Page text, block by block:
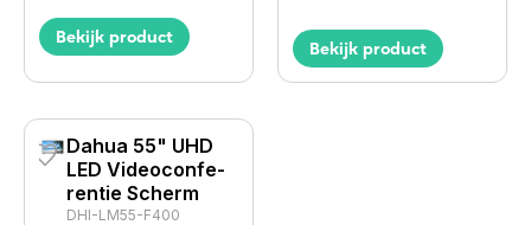
Bekijk product
Bekijk product
Dahua 55" UHD
LED Videocon­fe­
rentie Scherm
DHI-LM55-F400